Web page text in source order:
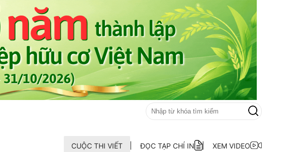
CUỘC THI VIẾT ĐỌC TẠP CHÍ IN XEM VIDEO